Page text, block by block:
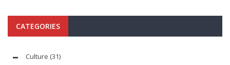
CATEGORIES
Culture (31)